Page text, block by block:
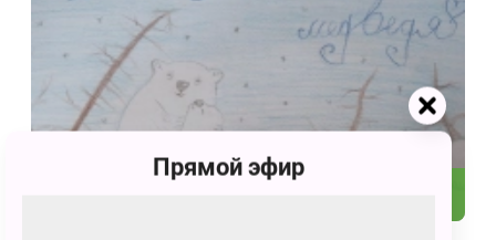
Прямой эфир